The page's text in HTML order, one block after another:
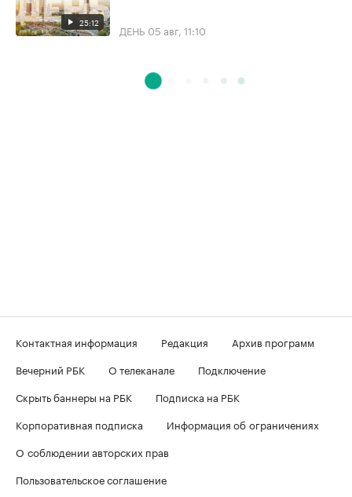
25:12 ДЕНЬ 05 авг, 11:10
Контактная информация Редакция
Архив программ
Вечерний РБК
О телеканале
Подключение
Скрыть баннеры на РБК
Подписка на РБК
Корпоративная подписка
Информация об ограничениях
О соблюдении авторских прав
Пользовательское соглашение